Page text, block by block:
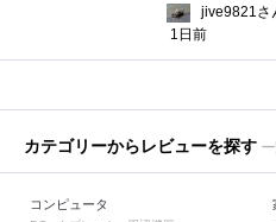
jive9821さ
1日前
カテゴリーからレビューを探す
コンピュータ